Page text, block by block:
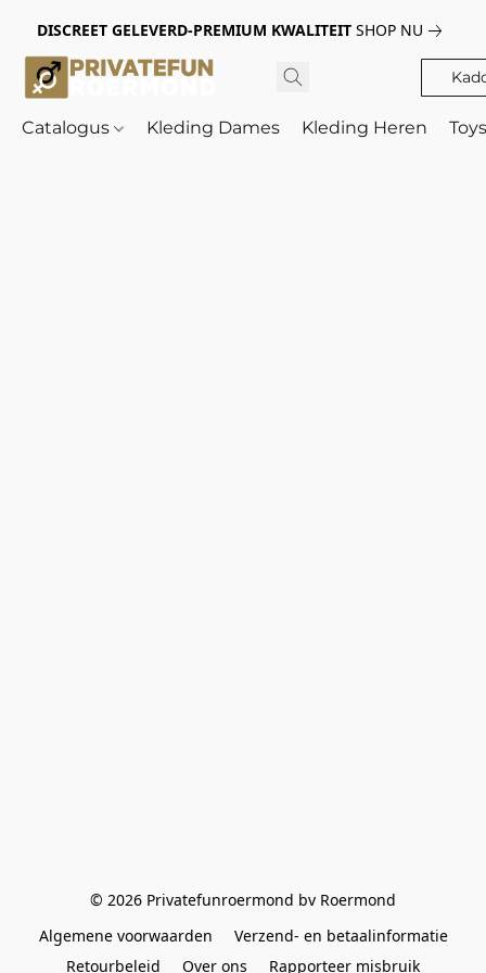
DISCREET GELEVERD-PREMIUM KWALITEIT SHOP NU
Catalogus Kleding Dames Kleding Heren
© 2026 Privatefunroermond bv Roermond
Algemene voorwaarden
Verzend- en betaalinformatie
Retourbeleid
Over ons Rapporteer misbruik